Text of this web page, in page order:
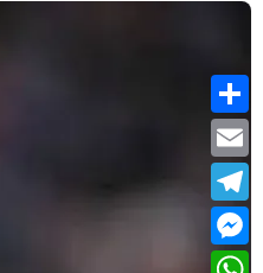
Share
Email
Telegram
Messenger
WhatsApp